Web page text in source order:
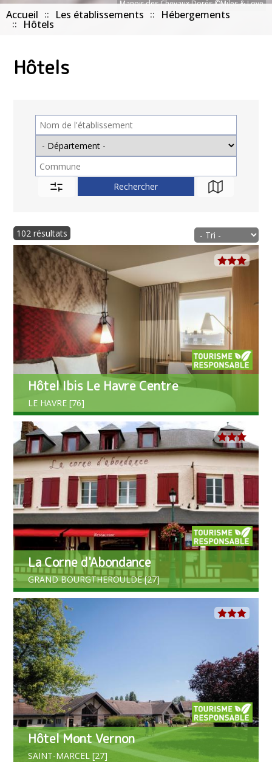
Manoir des Chevaux Dorés ©Miles & Love
Accueil Les établissements Hébergements
Hôtels
Hôtels
102 résultats
Hôtel Ibis Le Havre Centre
LE HAVRE [76]
La Corne d'Abondance
GRAND BOURGTHEROULDE [27]
Hôtel Mont Vernon
SAINT-MARCEL [27]